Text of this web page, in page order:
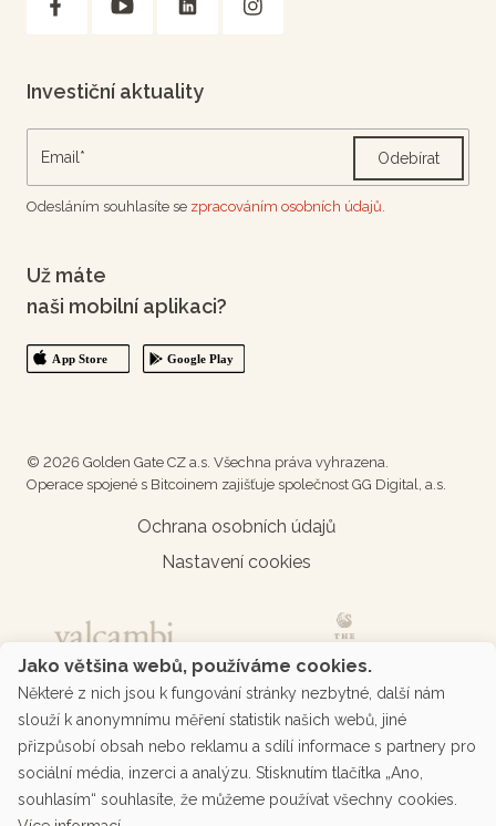
Investiční aktuality
Odebírat
Odesláním souhlasíte se zpracováním osobních údajů.
Už máte
naši mobilní aplikaci?
© 2026 Golden Gate CZ a.s. Všechna práva vyhrazena.
Operace spojené s Bitcoinem zajišťuje společnost GG Digital, a.s.
Ochrana osobních údajů
Nastavení cookies
Jako většina webů, používáme cookies.
Některé z nich jsou k fungování stránky nezbytné, další nám
slouží k anonymnímu měření statistik našich webů, jiné
přizpůsobí obsah nebo reklamu a sdílí informace s partnery pro
sociální média, inzerci a analýzu. Stisknutím tlačítka „Ano,
souhlasím“ souhlasíte, že můžeme používat všechny cookies.